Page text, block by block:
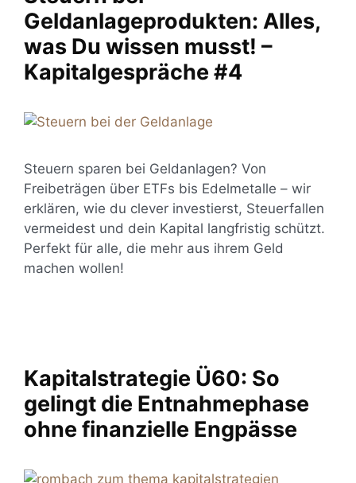
Geldanlageprodukten: Alles,
was Du wissen musst! –
Kapitalgespräche #4
Steuern sparen bei Geldanlagen? Von
Freibeträgen über ETFs bis Edelmetalle – wir
erklären, wie du clever investierst, Steuerfallen
vermeidest und dein Kapital langfristig schützt.
Perfekt für alle, die mehr aus ihrem Geld
machen wollen!
Kapitalstrategie Ü60: So
gelingt die Entnahmephase
ohne finanzielle Engpässe